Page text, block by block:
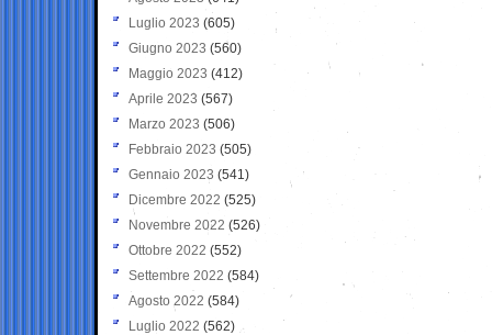
Luglio 2023 (605)
Giugno 2023 (560)
Maggio 2023 (412)
Aprile 2023 (567)
Marzo 2023 (506)
Febbraio 2023 (505)
Gennaio 2023 (541)
Dicembre 2022 (525)
Novembre 2022 (526)
Ottobre 2022 (552)
Settembre 2022 (584)
Agosto 2022 (584)
Luglio 2022 (562)